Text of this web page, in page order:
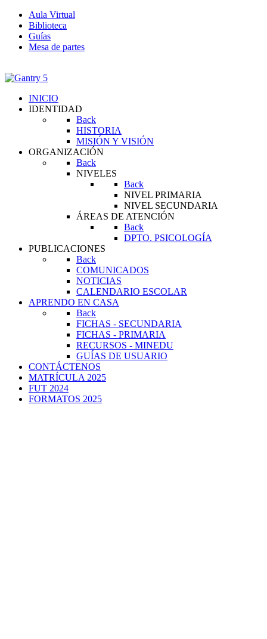
Aula Virtual
Biblioteca
Guías
Mesa de partes
INICIO
IDENTIDAD
Back
HISTORIA
MISIÓN Y VISIÓN
ORGANIZACIÓN
Back
NIVELES
Back
NIVEL PRIMARIA
NIVEL SECUNDARIA
ÁREAS DE ATENCIÓN
Back
DPTO. PSICOLOGÍA
PUBLICACIONES
Back
COMUNICADOS
NOTICIAS
CALENDARIO ESCOLAR
APRENDO EN CASA
Back
FICHAS - SECUNDARIA
FICHAS - PRIMARIA
RECURSOS - MINEDU
GUÍAS DE USUARIO
CONTÁCTENOS
MATRÍCULA 2025
FUT 2024
FORMATOS 2025